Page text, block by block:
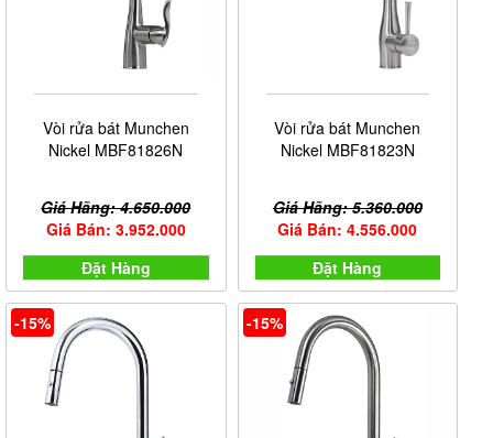
Vòi rửa bát Munchen
Nickel MBF81826N
Giá Hãng: 4.650.000
Giá Bán: 3.952.000
Đặt Hàng
Vòi rửa bát Munchen
Nickel MBF81823N
Giá Hãng: 5.360.000
Giá Bán: 4.556.000
Đặt Hàng
-15% -15%